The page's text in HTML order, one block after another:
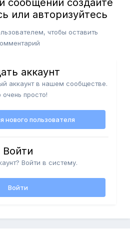
или авторизуйтесь
чтобы оставить
аккаунт
аккаунт в нашем сообществе.
очень просто!
нового пользователя
Войти
Войти в систему.
Войти